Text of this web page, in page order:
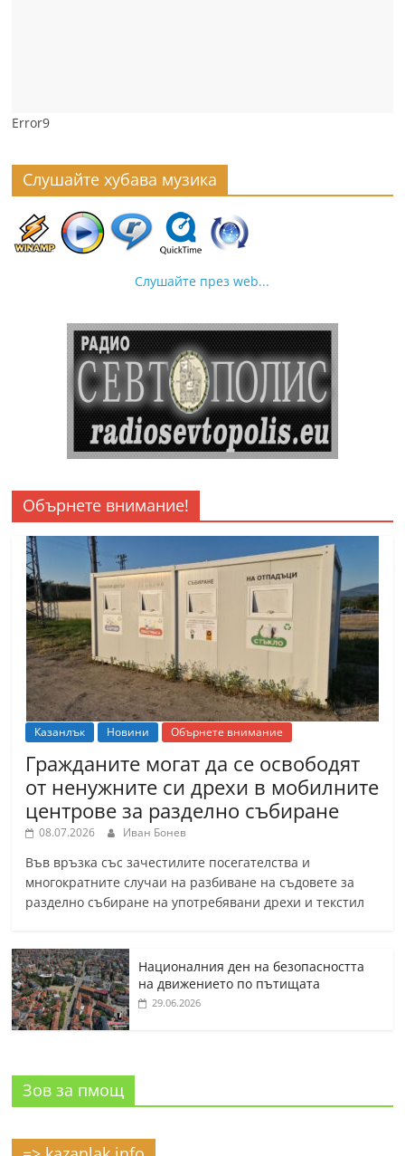
Error9
Слушайте хубава музика
Слушайте през web...
Обърнете внимание!
Казанлък Новини Обърнете внимание
Гражданите могат да се освободят
от ненужните си дрехи в мобилните
центрове за разделно събиране
08.07.2026 Иван Бонев
Във връзка със зачестилите посегателства и
многократните случаи на разбиване на съдовете за
разделно събиране на употребявани дрехи и текстил
Националния ден на безопасността
на движението по пътищата
29.06.2026
Зов за пмощ